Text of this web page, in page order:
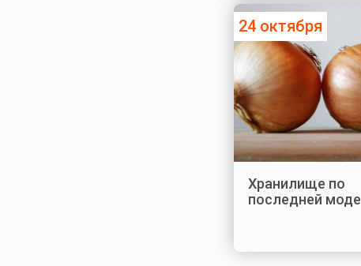
24 октября
Хранилище по
последней моде